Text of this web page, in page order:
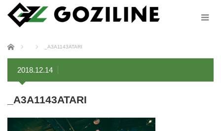
ホーム _A3A1143ATARI
2018.12.14
_A3A1143ATARI